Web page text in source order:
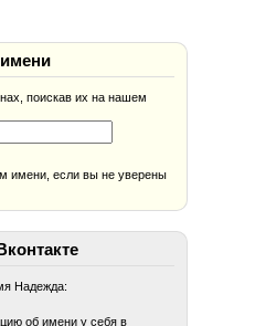
поискав их на нашем
имени, если вы не уверены
Надежда:
об имени у себя в